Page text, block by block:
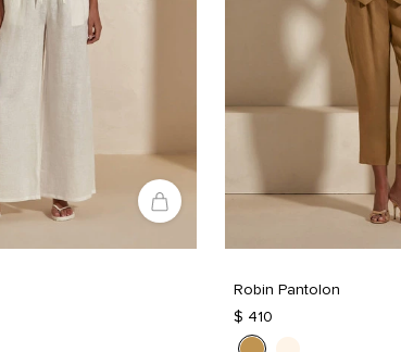
Robin Pantolon
$ 410